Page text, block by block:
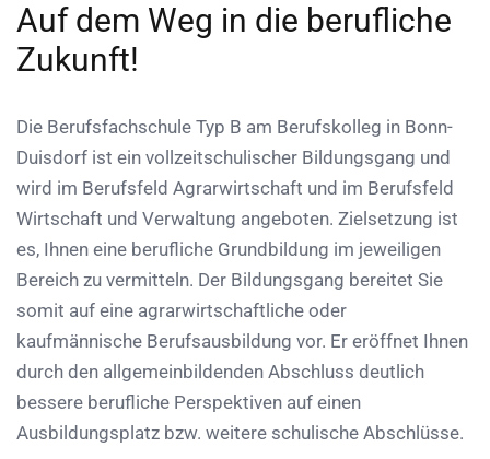
Auf dem Weg in die berufliche
Zukunft!
Die Berufsfachschule Typ B am Berufskolleg in Bonn-
Duisdorf ist ein vollzeitschulischer Bildungsgang und
wird im Berufsfeld Agrarwirtschaft und im Berufsfeld
Wirtschaft und Verwaltung angeboten. Zielsetzung ist
es, Ihnen eine berufliche Grundbildung im jeweiligen
Bereich zu vermitteln. Der Bildungsgang bereitet Sie
somit auf eine agrarwirtschaftliche oder
kaufmännische Berufsausbildung vor. Er eröffnet Ihnen
durch den allgemeinbildenden Abschluss deutlich
bessere berufliche Perspektiven auf einen
Ausbildungsplatz bzw. weitere schulische Abschlüsse.